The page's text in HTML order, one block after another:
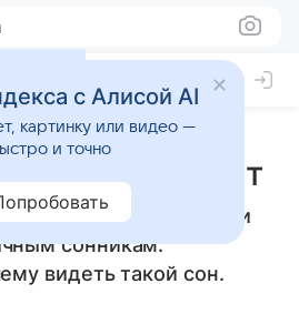
Митрополит
сна женщине или
сонникам.
видеть такой сон.
с Алисой AI
картинку или видео —
и точно